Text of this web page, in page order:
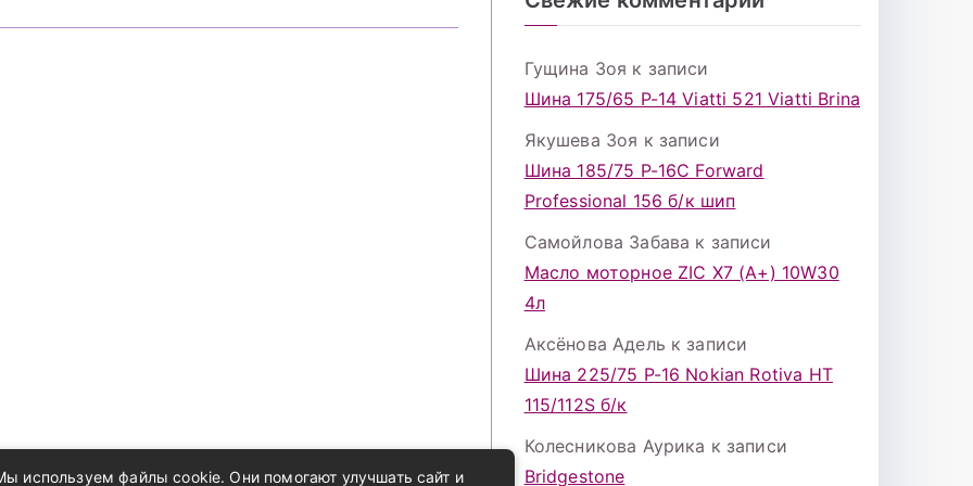
Гущина Зоя к записи
Шина 175/65 Р-14 Viatti 521 Viatti Brina
Якушева Зоя к записи
Шина 185/75 Р-16С Forward
Professional 156 б/к шип
Самойлова Забава к записи
Масло моторное ZIC X7 (A+) 10W30
4л
Аксёнова Адель к записи
Шина 225/75 Р-16 Nokian Rotiva HT
115/112S б/к
Колесникова Аурика к записи
Bridgestone
используем файлы cookie. Они помогают улучшать сайт и